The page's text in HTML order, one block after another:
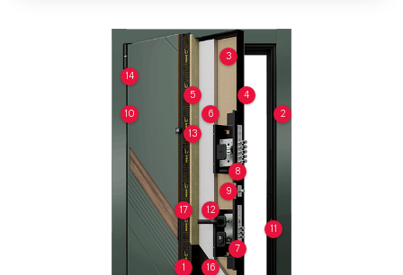
1
2
3
4
5
6
7
8
9
10
11
12
13
14
16
17